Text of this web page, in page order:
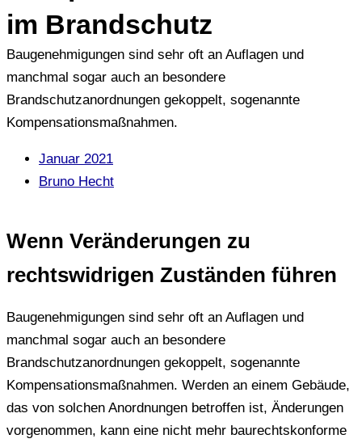
im Brandschutz
Baugenehmigungen sind sehr oft an Auflagen und
manchmal sogar auch an besondere
Brandschutzanordnungen gekoppelt, sogenannte
Kompensationsmaßnahmen.
Januar 2021
Bruno Hecht
Wenn Veränderungen zu
rechtswidrigen Zuständen führen
Baugenehmigungen sind sehr oft an Auflagen und
manchmal sogar auch an besondere
Brandschutzanordnungen gekoppelt, sogenannte
Kompensationsmaßnahmen. Werden an einem Gebäude,
das von solchen Anordnungen betroffen ist, Änderungen
vorgenommen, kann eine nicht mehr baurechtskonforme